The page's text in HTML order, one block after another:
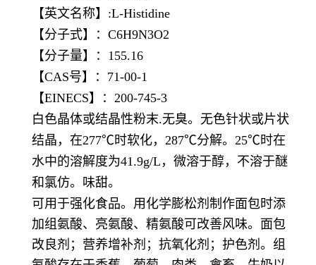
【英文名称】:L-Histidine
【分子式】：C6H9N3O2
【分子量】：155.16
【CAS号】：71-00-1
【EINECS】：200-745-3
白色晶体或结晶性粉末.无臭。无色针状或片状
结晶，在277℃时软化，287℃分解。25℃时在
水中的溶解度为41.9g/L，微溶于醇，不溶于醚
和氯仿。味甜。
可用于强化食品。用化学膨松剂制作面包时添
加组氨酸、亮氨酸、精氨酸可改善风味。 面包
改良剂；营养增补剂；抗氧化剂；护色剂。 组